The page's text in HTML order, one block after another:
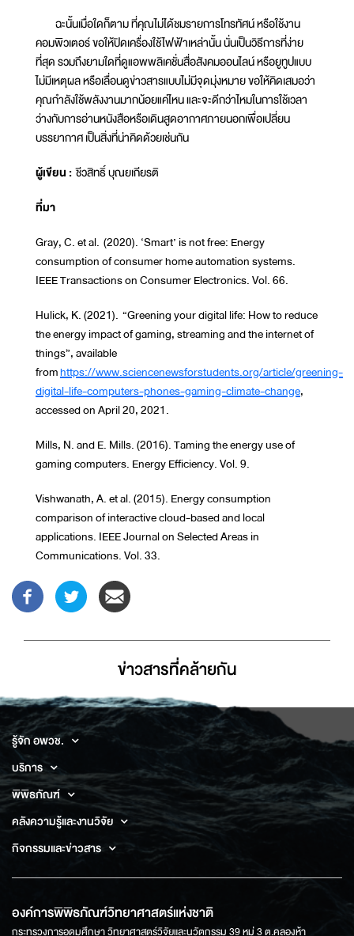
ฉะนั้นเมื่อใดก็ตาม ที่คุณไม่ได้ชมรายการโทรทัศน์ หรือใช้งาน
คอมพิวเตอร์ ขอให้ปิดเครื่องใช้ไฟฟ้าเหล่านั้น นั่นเป็นวิธีการที่ง่าย
ที่สุด รวมถึงยามใดที่ดูแอพพลิเคชั่นสื่อสังคมออนไลน์ หรือยูทูปแบบ
ไม่มีเหตุผล หรือเลื่อนดูข่าวสารแบบไม่มีจุดมุ่งหมาย ขอให้คิดเสมอว่า
คุณกำลังใช้พลังงานมากน้อยแค่ไหน และจะดีกว่าไหมในการใช้เวลา
ว่างกับการอ่านหนังสือหรือเดินสูดอากาศภายนอกเพื่อเปลี่ยน
บรรยากาศ เป็นสิ่งที่น่าคิดด้วยเช่นกัน
ผู้เขียน :ชีวสิทธิ์ บุณยเกียรติ
ที่มา
Gray, C. et al. (2020). ‘Smart’ is not free: Energy
consumption of consumer home automation systems.
IEEE Transactions on Consumer Electronics. Vol. 66.
Hulick, K. (2021). “Greening your digital life: How to reduce
the energy impact of gaming, streaming and the internet of
things”, available
fromhttps://www.sciencenewsforstudents.org/article/greening-
digital-life-computers-phones-gaming-climate-change,
accessed on April 20, 2021.
Mills, N. and E. Mills. (2016). Taming the energy use of
gaming computers. Energy Efficiency. Vol. 9.
Vishwanath, A. et al. (2015). Energy consumption
comparison of interactive cloud-based and local
applications. IEEE Journal on Selected Areas in
Communications. Vol. 33.
ข่าวสารที่่คล้ายกัน
รู้จัก อพวช.
บริการ
พิพิธภัณฑ์
คลังความรู้และงานวิจัย
กิจกรรมและข่าวสาร
องค์การพิพิธภัณฑ์วิทยาศาสตร์แห่งชาติ
กระทรวงการอุดมศึกษา วิทยาศาสตร์วิจัยและนวัตกรรม 39 หมู่ 3 ต.คลองห้า